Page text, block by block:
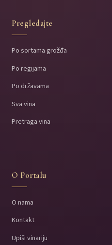
Pregledajte
Po sortama grožđa
Po regijama
Po državama
Sva vina
Pretraga vina
O Portalu
O nama
Kontakt
Upiši vinariju